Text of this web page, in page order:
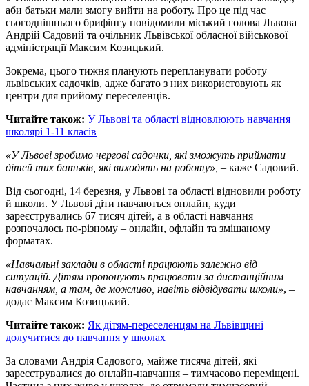
аби батьки мали змогу вийти на роботу. Про це під час
сьогоднішнього брифінгу повідомили міський голова Львова
Андрій Садовий та очільник Львівської обласної військової
адміністрації Максим Козицький.
Зокрема, цього тижня планують перепланувати роботу
львівських садочків, адже багато з них використовують як
центри для прийому переселенців.
Читайте також: У Львові та області відновлюють навчання
школярі 1-11 класів
«У Львові зробимо чергові садочки, які зможуть приймати
дітей тих батьків, які виходять на роботу», – каже Садовий.
Від сьогодні, 14 березня, у Львові та області відновили роботу
й школи. У Львові діти навчаються онлайн, куди
зареєструвались 67 тисяч дітей, а в області навчання
розпочалось по-різному – онлайн, офлайн та змішаному
форматах.
«Навчальні заклади в області працюють залежно від
ситуацій. Дітям пропонують працювати за дистанційним
навчанням, а там, де можливо, навіть відвідувати школи», –
додає Максим Козицький.
Читайте також: Як дітям-переселенцям на Львівщині
долучитися до навчання у школах
За словами Андрія Садового, майже тисяча дітей, які
зареєструвалися до онлайн-навчання – тимчасово переміщені.